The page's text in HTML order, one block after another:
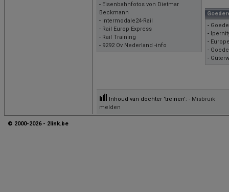
- Eisenbahnfotos von Dietmar
Beckmann
- Intermodale24-Rail
- Rail Europ Express
- Rail Training
- 9292 Ov Nederland -info
-
-
-
-
-
Inhoud van dochter 'treinen': - Misbruik
melden
© 2000-2026 - 2link.be